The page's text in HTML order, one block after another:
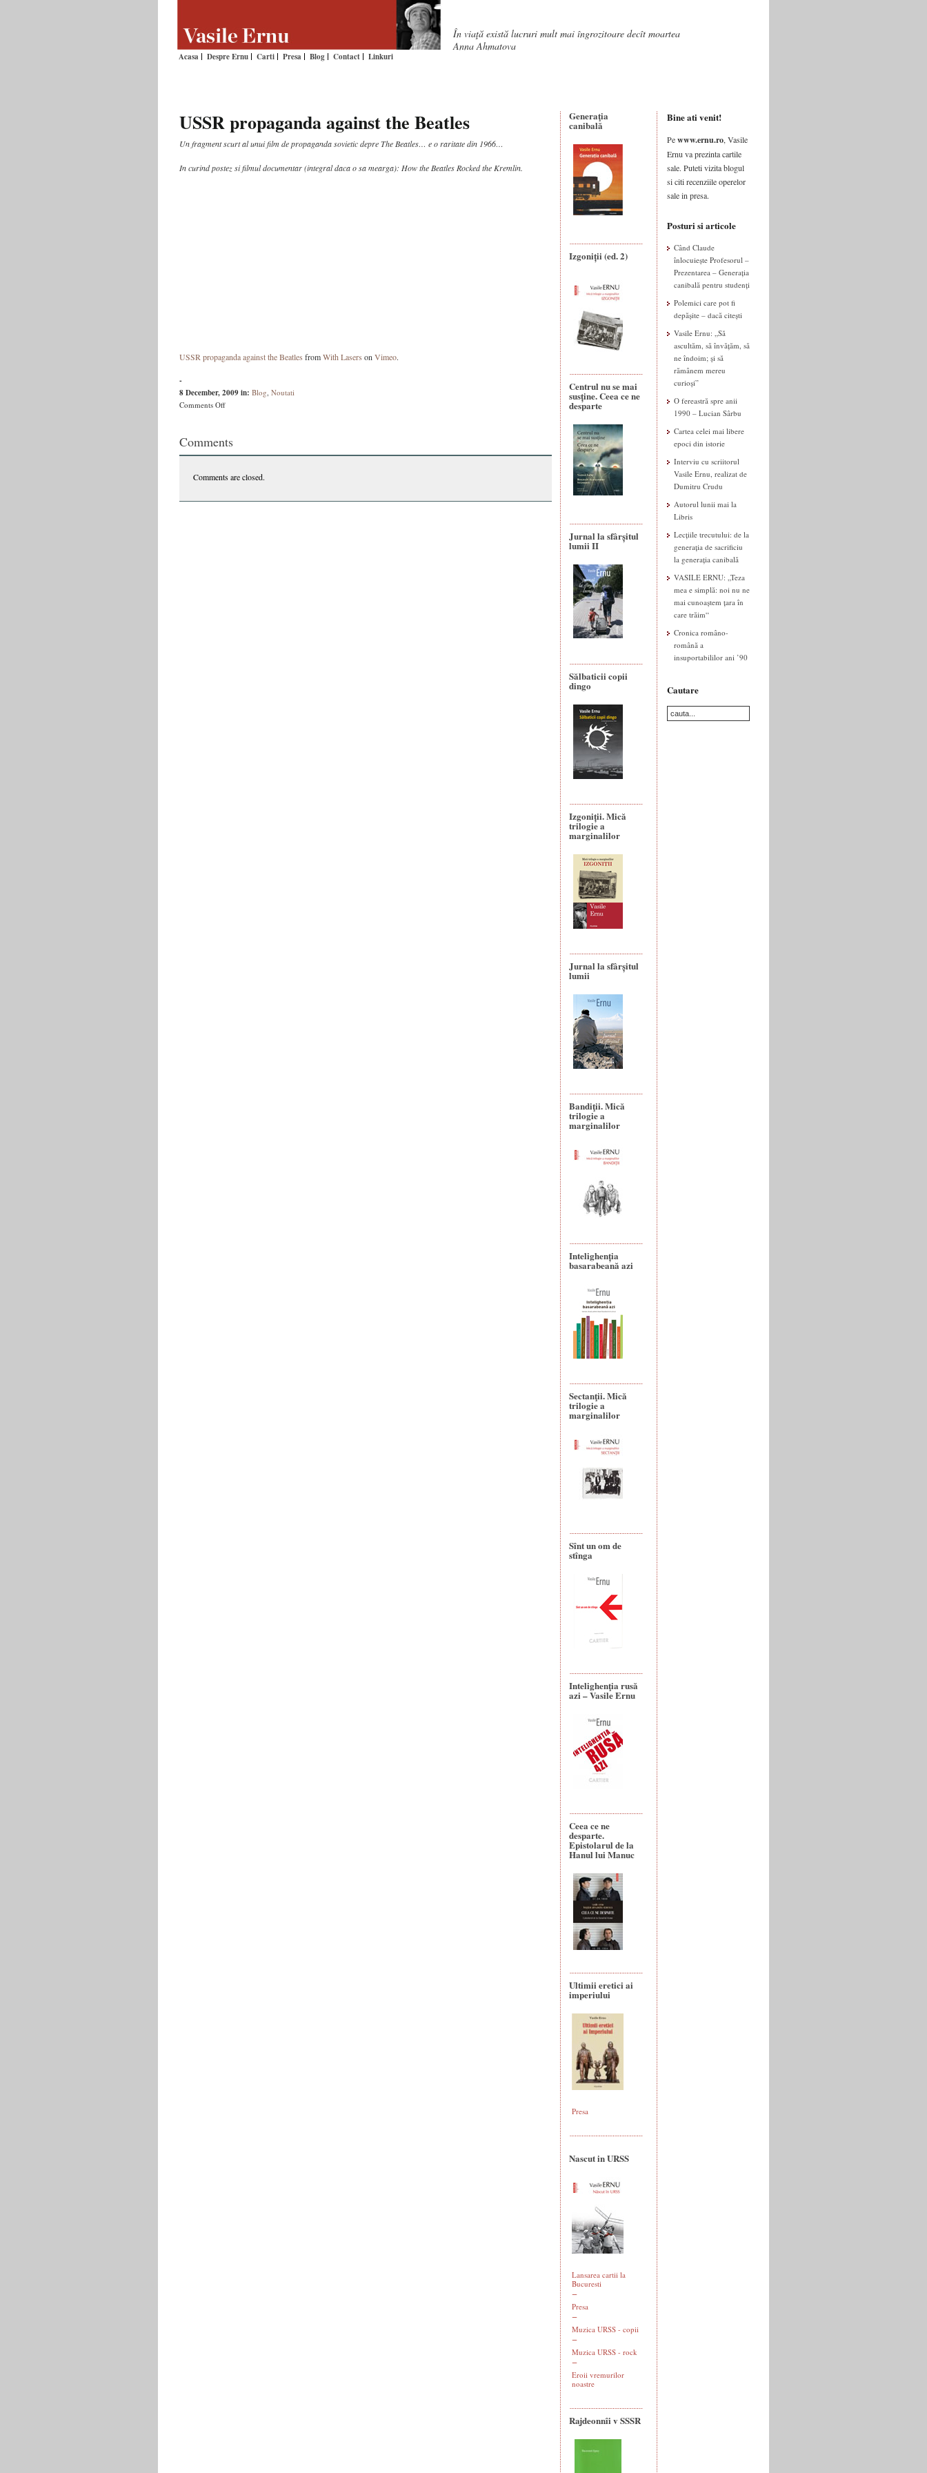
Acasa Despre Ernu Carti Presa Blog Contact Linkuri
În viaţă există lucruri mult mai îngrozitoare decît moartea
Anna Ahmatova
USSR propaganda against the Beatles
Un fragment scurt al unui film de propaganda sovietic depre The Beatles… e o raritate din 1966…
In curind postez si filmul documentar (integral daca o sa mearga): How the Beatles Rocked the Kremlin.
USSR propaganda against the Beatles fromWith Lasers on Vimeo.
-
8 December, 2009in: Blog, Noutati
Comments Offon
against
the
Comments
Comments are closed.
Generaţia
canibală
Izgoniții (ed. 2)
Centrul nu se mai
susține. Ceea ce ne
desparte
Jurnal la sfârșitul
lumii II
Sălbaticii copii
dingo
Izgoniții. Mică
trilogie a
marginalilor
Jurnal la sfârșitul
lumii
Bandiţii. Mică
trilogie a
marginalilor
Intelighenția
basarabeană azi
Sectanţii. Mică
trilogie a
marginalilor
Sînt un om de
stînga
Intelighenţia rusă
azi – Vasile Ernu
Ceea ce ne
desparte.
Epistolarul de la
Hanul lui Manuc
Ultimii eretici ai
imperiului
Presa
Nascut in URSS
Lansarea cartii la
Bucuresti
Presa
Muzica URSS - copii
Muzica URSS - rock
Eroii vremurilor
noastre
Rajdeonnîi v SSSR
Bine ati venit!
Pewww.ernu.ro, Vasile
Ernu va prezinta cartile
sale. Puteti vizita blogul
si citi recenziile operelor
sale in presa.
Posturi si articole
Când Claude
înlocuiește Profesorul –
Prezentarea – Generația
canibală pentru studenți
Polemici care pot fi
depășite – dacă citești
Vasile Ernu: „Să
ascultăm, să învățăm, să
ne îndoim; și să
rămânem mereu
curioși”
O fereastră spre anii
1990 – Lucian Sârbu
Cartea celei mai libere
epoci din istorie
Interviu cu scriitorul
Vasile Ernu, realizat de
Dumitru Crudu
Autorul lunii mai la
Libris
Lecțiile trecutului: de la
generația de sacrificiu
la generația canibală
VASILE ERNU: „Teza
mea e simplă: noi nu ne
mai cunoaștem țara în
care trăim“
Cronica româno-
română a
insuportabililor ani ’90
Cautare